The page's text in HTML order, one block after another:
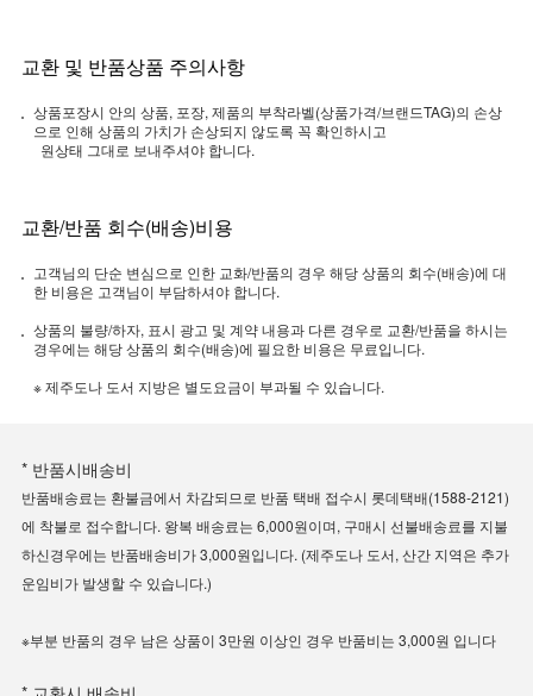
교환 및 반품상품 주의사항
상품포장시 안의 상품, 포장, 제품의 부착라벨(상품가격/브랜드TAG)의 손상
으로 인해 상품의 가치가 손상되지 않도록 꼭 확인하시고
원상태 그대로 보내주셔야 합니다.
교환/반품 회수(배송)비용
고객님의 단순 변심으로 인한 교화/반품의 경우 해당 상품의 회수(배송)에 대
한 비용은 고객님이 부담하셔야 합니다.
상품의 불량/하자, 표시 광고 및 계약 내용과 다른 경우로 교환/반품을 하시는
경우에는 해당 상품의 회수(배송)에 필요한 비용은 무료입니다.
※ 제주도나 도서 지방은 별도요금이 부과될 수 있습니다.
* 반품시배송비
반품배송료는 환불금에서 차감되므로 반품 택배 접수시 롯데택배(1588-2121)
에 착불로 접수합니다. 왕복 배송료는 6,000원이며, 구매시 선불배송료를 지불
하신경우에는 반품배송비가 3,000원입니다. (제주도나 도서, 산간 지역은 추가
운임비가 발생할 수 있습니다.)
※부분 반품의 경우 남은 상품이 3만원 이상인 경우 반품비는 3,000원 입니다